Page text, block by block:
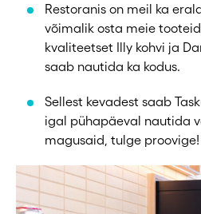
Restoranis on meil ka
võimalik osta meie
kvaliteetset Illy kohvi ja
saab nautida ka kodus.
Sellest kevadest saab
igal pühapäeval nautida
magusaid, tulge proovige!